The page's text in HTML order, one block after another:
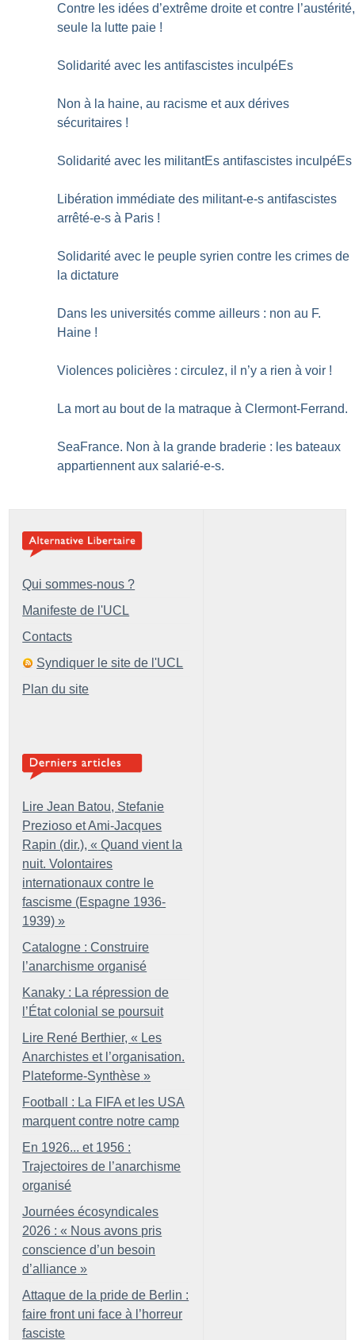
Contre les idées d’extrême droite et contre l’austérité,
seule la lutte paie !
Solidarité avec les antifascistes inculpéEs
Non à la haine, au racisme et aux dérives
sécuritaires !
Solidarité avec les militantEs antifascistes inculpéEs
Libération immédiate des militant-e-s antifascistes
arrêté-e-s à Paris !
Solidarité avec le peuple syrien contre les crimes de
la dictature
Dans les universités comme ailleurs : non au F.
Haine !
Violences policières : circulez, il n’y a rien à voir !
La mort au bout de la matraque à Clermont-Ferrand.
SeaFrance. Non à la grande braderie : les bateaux
appartiennent aux salarié-e-s.
Qui sommes-nous ?
Manifeste de l'UCL
Contacts
Syndiquer le site de l'UCL
Plan du site
Lire Jean Batou, Stefanie
Prezioso et Ami-Jacques
Rapin (dir.), « Quand vient la
nuit. Volontaires
internationaux contre le
fascisme (Espagne 1936-
1939) »
Catalogne : Construire
l’anarchisme organisé
Kanaky : La répression de
l’État colonial se poursuit
Lire René Berthier, « Les
Anarchistes et l’organisation.
Plateforme-Synthèse »
Football : La FIFA et les USA
marquent contre notre camp
En 1926... et 1956 :
Trajectoires de l’anarchisme
organisé
Journées écosyndicales
2026 : « Nous avons pris
conscience d’un besoin
d’alliance »
Attaque de la pride de Berlin :
faire front uni face à l’horreur
fasciste